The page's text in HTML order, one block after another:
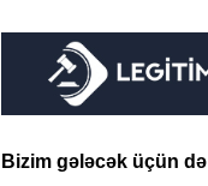
Bizim gələcək üçün də